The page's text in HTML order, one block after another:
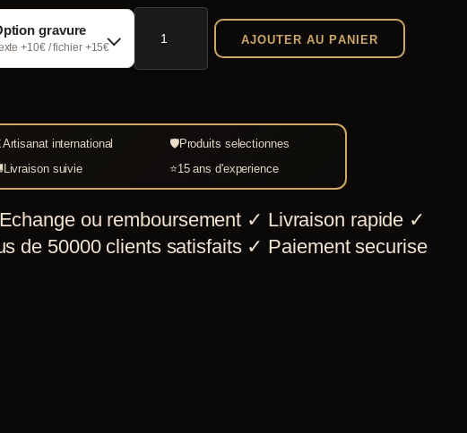
gravure
+10€ / fichier +15€
quantité
Epée
normande
Régulière
AJOUTER AU PANIER
Artisanat international 🛡Produits selectionnes
Livraison suivie ⭐15 ans d'experience
Echange ou remboursement ✓ Livraison rapide ✓
de 50000 clients satisfaits ✓ Paiement securise